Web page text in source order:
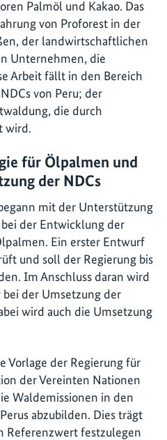
Palmöl und Kakao. Das
von Proforest in der
der landwirtschaftlichen
Unternehmen, die
Arbeit fällt in den Bereich
von Peru; der
die durch
wird.
für Ölpalmen und
der NDCs
mit der Unterstützung
der Entwicklung der
Ein erster Entwurf
und soll der Regierung bis
Im Anschluss daran wird
der Umsetzung der
wird auch die Umsetzung
Vorlage der Regierung für
der Vereinten Nationen
Waldemissionen in den
abzubilden. Dies trägt
Referenzwert festzulegen